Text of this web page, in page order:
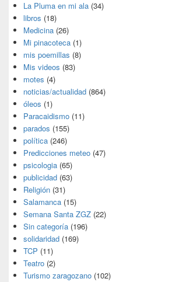
La Pluma en mi ala (34)
libros (18)
Medicina (26)
Mi pinacoteca (1)
mis poemillas (8)
Mis videos (83)
motes (4)
noticias/actualidad (864)
óleos (1)
Paracaidismo (11)
parados (155)
política (246)
Predicciones meteo (47)
psicologia (65)
publicidad (63)
Religión (31)
Salamanca (15)
Semana Santa ZGZ (22)
Sin categoría (196)
solidaridad (169)
TCP (11)
Teatro (2)
Turismo zaragozano (102)